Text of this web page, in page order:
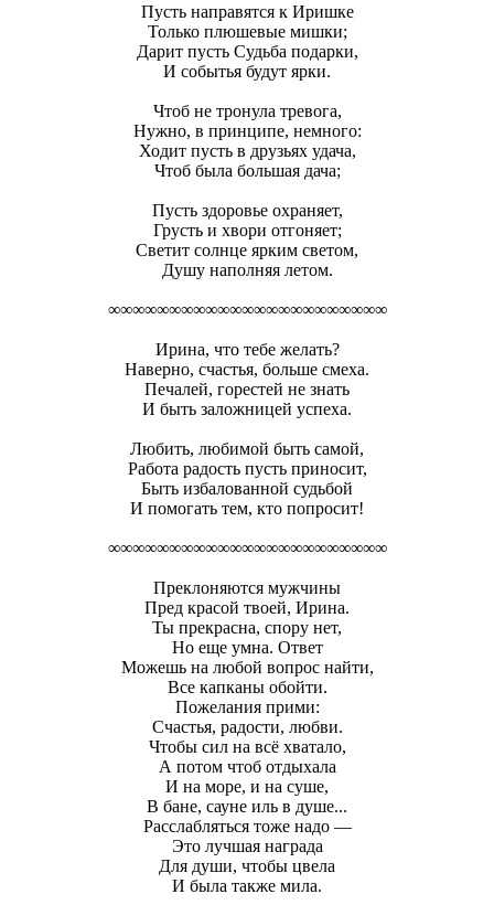
Пусть направятся к Иришке
Только плюшевые мишки;
Дарит пусть Судьба подарки,
И событья будут ярки.
Чтоб не тронула тревога,
Нужно, в принципе, немного:
Ходит пусть в друзьях удача,
Чтоб была большая дача;
Пусть здоровье охраняет,
Грусть и хвори отгоняет;
Светит солнце ярким светом,
Душу наполняя летом.
∞∞∞∞∞∞∞∞∞∞∞∞∞∞∞∞∞∞∞∞∞∞∞
Ирина, что тебе желать?
Наверно, счастья, больше смеха.
Печалей, горестей не знать
И быть заложницей успеха.
Любить, любимой быть самой,
Работа радость пусть приносит,
Быть избалованной судьбой
И помогать тем, кто попросит!
∞∞∞∞∞∞∞∞∞∞∞∞∞∞∞∞∞∞∞∞∞∞∞
Преклоняются мужчины
Пред красой твоей, Ирина.
Ты прекрасна, спору нет,
Но еще умна. Ответ
Можешь на любой вопрос найти,
Все капканы обойти.
Пожелания прими:
Счастья, радости, любви.
Чтобы сил на всё хватало,
А потом чтоб отдыхала
И на море, и на суше,
В бане, сауне иль в душе...
Расслабляться тоже надо —
Это лучшая награда
Для души, чтобы цвела
И была также мила.